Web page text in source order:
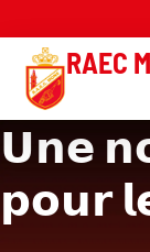
RAEC
𝗨𝗻𝗲
𝗽𝗼𝘂𝗿